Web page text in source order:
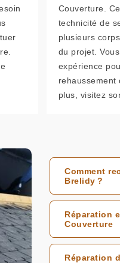
Couverture.
technicité de
plusieurs
du projet.
expérience
rehaussement
plus, visitez
Comment
Brelidy ?
Réparation
Couverture
Réparation